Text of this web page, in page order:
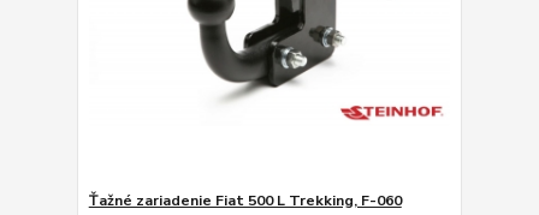
Ťažné zariadenie Fiat 500 L Trekking, F-060